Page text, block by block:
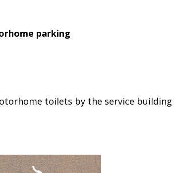
parking
toilets by the service